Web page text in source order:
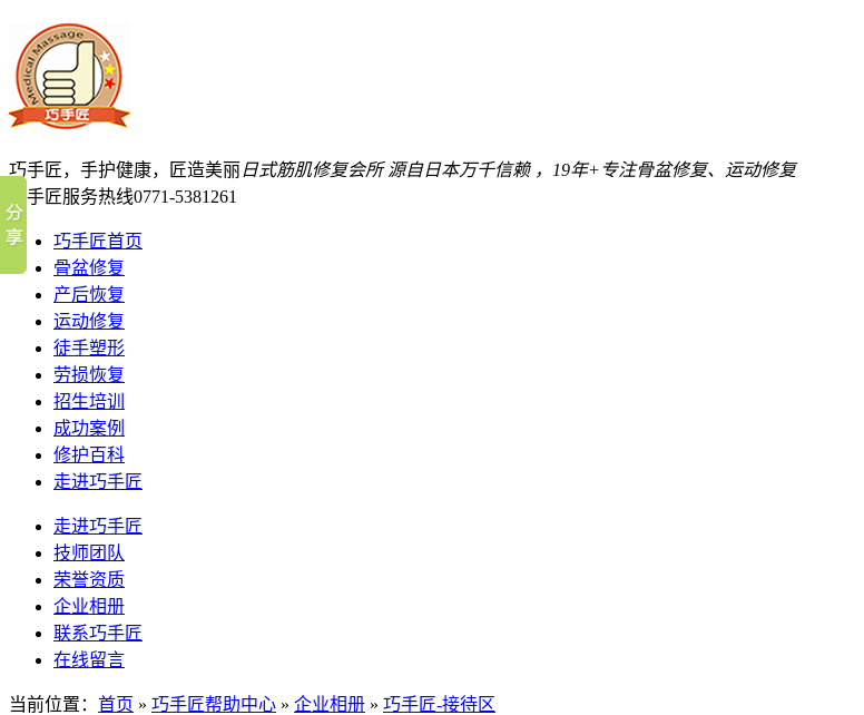
巧手匠，手护健康，匠造美丽 日式筋肌修复会所源自日本万千信赖 ， 19年+专注骨盆修复、运动修复
巧手匠服务热线0771-5381261
巧手匠首页
骨盆修复
产后恢复
运动修复
徒手塑形
劳损恢复
招生培训
成功案例
修护百科
走进巧手匠
走进巧手匠
技师团队
荣誉资质
企业相册
联系巧手匠
在线留言
当前位置： 首页 » 巧手匠帮助中心 » 企业相册 » 巧手匠-接待区